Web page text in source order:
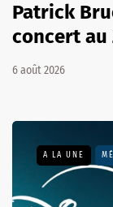
Patrick
concert au
6 août 2026
A LA UNE